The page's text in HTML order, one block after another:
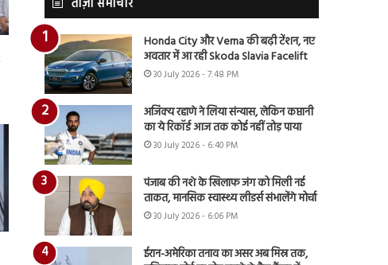
Honda City और Verna की बढ़ी टेंशन, नए
अवतार में आ रही Skoda Slavia Facelift
30 July 2026 - 7:48 PM
अजिंक्य रहाणे ने लिया संन्यास, लेकिन कप्तानी
का ये रिकॉर्ड आज तक कोई नहीं तोड़ पाया
30 July 2026 - 6:40 PM
पंजाब की नशे के खिलाफ जंग को मिली नई
ताकत, मानसिक स्वास्थ्य लीडर्स संभालेंगे मोर्चा
30 July 2026 - 6:06 PM
ईरान-अमेरिका तनाव का असर अब मिस्र तक,